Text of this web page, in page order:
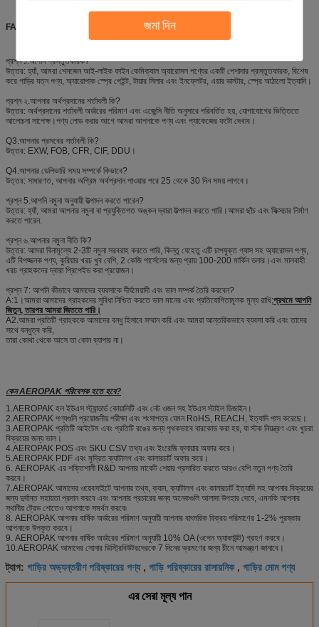
জমা দিন
FAQ
প্রশ্ন ১.আপনি প্রস্তুতকারক?
উত্তর: হ্যাঁ, আমরা শেনজেন আই-লাইক ফাইন কেমিক্যাল অ্যারোসল পণ্যের একটি পেশাদার প্রস্তুতকারক, বিশেষ
করে গাড়ির যত্ন পণ্য, অ্যারোপাক স্প্রে পেইন্ট, টায়ার সিলার এবং ইনফ্লেটর, এয়ার ডাস্টার, স্প্রে আঠালো ইত্যাদি।
প্রশ্ন ২.আপনার অর্থপ্রদানের শর্তাবলী কি?
উত্তর: অর্থপ্রদানের শর্তাবলী অর্ডারের পরিমাণ এবং এজেন্সি নীতি অনুসারে পরিবর্তিত হয়, যোগাযোগের ভিত্তিতে
আলোচনা সাপেক্ষ।পণ্য লোড করার আগে আমরা আপনাকে পণ্য এবং প্যাকেজের ফটো দেখাব।
Q3.আপনার প্রসবের শর্তাবলী কি?
উত্তর: EXW, FOB, CFR, CIF, DDU।
Q4.আপনার ডেলিভারি সময় সম্পর্কে কিভাবে?
উত্তর: সাধারণত, আপনার অগ্রিম অর্থপ্রদান পাওয়ার পরে 25 থেকে 30 দিন সময় লাগবে।
প্রশ্ন 5.আপনি নমুনা অনুযায়ী উত্পাদন করতে পারেন?
উত্তর: হ্যাঁ, আমরা আপনার নমুনা বা প্রযুক্তিগত অঙ্কন দ্বারা উত্পাদন করতে পারি।আমরা ছাঁচ এবং ফিক্সচার নির্মাণ
করতে পারেন.
প্রশ্ন ৬.আপনার নমুনা নীতি কি?
উত্তর: আমরা বিনামূল্যে 2-3টি নমুনা সরবরাহ করতে পারি, কিন্তু যেহেতু এটি চাপযুক্ত গ্যাস সহ অ্যারোসল পণ্য,
এটি বিপজ্জনক পণ্য, কুরিয়ার খরচ খুব বেশি, 2 কেজি পার্সেলের জন্য প্রায় 100-200 মার্কিন ডলার।এবং মালবাহী
খরচ গ্রাহকদের দ্বারা প্রিপেইড করা প্রয়োজন।
প্রশ্ন 7: আপনি কীভাবে আমাদের ব্যবসাকে দীর্ঘমেয়াদী এবং ভাল সম্পর্ক তৈরি করবেন?
A:1।আমরা আমাদের গ্রাহকদের সুবিধা নিশ্চিত করতে ভাল মানের এবং প্রতিযোগিতামূলক মূল্য রাখি;প্রথমে আপনি
জিতুন, তারপর আমরা জিততে পারি।
A2.আমরা প্রতিটি গ্রাহককে আমাদের বন্ধু হিসাবে সম্মান করি এবং আমরা আন্তরিকভাবে ব্যবসা করি এবং তাদের
সাথে বন্ধুত্ব করি,
তারা কোথা থেকে আসে তা কোন ব্যাপার না।
কেন AEROPAK পরিবেশক হতে হবে?
1.AEROPAK হল ইউএস স্ট্যান্ডার্ড কোয়ালিটি এবং নেট ওজন সহ ইউএস স্টাইল ডিজাইন।
2.AEROPAK পণ্যগুলি প্রয়োজনীয় পরীক্ষা এবং শংসাপত্র যেমন RoHS, REACH, ইত্যাদি পাস করেছে।
3.AEROPAK প্রতিটি আইটেম এবং প্রতিটি রঙের জন্য পৃথকভাবে বারকোড করা হয়, যা স্টক নিয়ন্ত্রণ এবং খুচরা
বিক্রয়ের জন্য ভাল।
4.AEROPAK POS এবং SKU CSV তথ্য এবং ইংরেজি ফ্লায়ার অফার করে।
5.AEROPAK PDF এবং মুদ্রিত ক্যাটালগ এবং কালারচার্ট অফার করে।
6. AEROPAK এর শক্তিশালী R&D আপনার মার্কেট শেয়ার প্রসারিত করতে আরও বেশি নতুন পণ্য তৈরি
করবে।
7.AEROPAK আমাদের ওয়েবসাইটে আপনার তথ্য, ক্যান, ক্যাটালগ এবং কালারচার্ট ইত্যাদি সহ আপনার বিক্রয়ের
জন্য দুর্দান্ত সহায়তা প্রদান করবে এবং আপনার প্রচারের জন্য অনেকগুলি আলাদা উপহার দেবে, এমনকি আপনার
স্থানীয় ট্রেড শোতেও আপনাকে সমর্থন করবে৷
8. AEROPAK আপনার বার্ষিক অর্ডারের পরিমাণ অনুযায়ী আপনার বাৎসরিক বিক্রয় পরিমাণের 1-2% পুরষ্কার
আপনাকে উপকৃত করবে।
9. AEROPAK আপনার বার্ষিক অর্ডারের পরিমাণ অনুযায়ী 10% OA (ওপেন অ্যাকাউন্ট) গ্রহণ করবে।
10.AEROPAK আমাদের সোনার ডিস্ট্রিবিউটরদেরকে 7 দিনের ভ্রমণের জন্য চীনে আমন্ত্রণ জানাবে।
ট্যাগ: গাড়ির অভ্যন্তরীণ পরিষ্কারের পণ্য, গাড়ি পরিষ্কারের রাসায়নিক, গাড়ির মোম পণ্য
এর সেরা মূল্য পান